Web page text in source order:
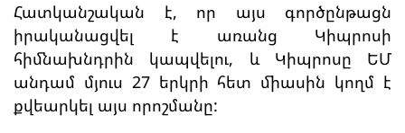
Հատկանշական է, որ այս գործընթացն
իրականացվել է առանց Կիպրոսի
հիմնախնդրին կապվելու, և Կիպրոսը ԵՄ
անդամ մյուս 27 երկրի հետ միասին կողմ է
քվեարկել այս որոշմանը: